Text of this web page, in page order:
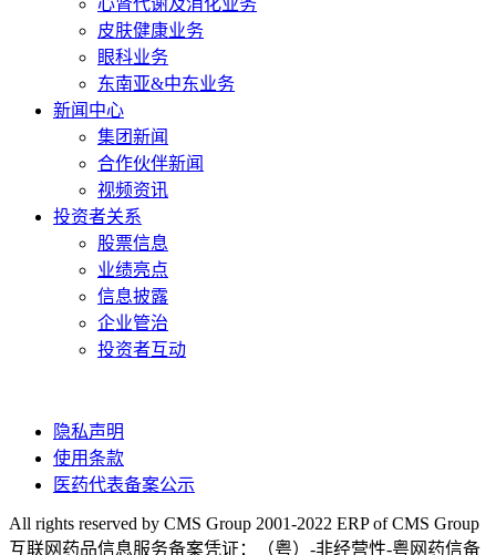
皮肤健康业务
眼科业务
东南亚&中东业务
新闻中心
集团新闻
合作伙伴新闻
视频资讯
投资者关系
股票信息
业绩亮点
信息披露
企业管治
投资者互动
隐私声明
使用条款
医药代表备案公示
All rights reserved by CMS Group 2001-2022 ERP of CMS Group
互联网药品信息服务备案凭证：（粤）-非经营性-粤网药信备